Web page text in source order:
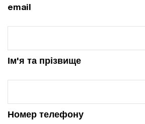
email
Ім'я та прізвище
Номер телефону